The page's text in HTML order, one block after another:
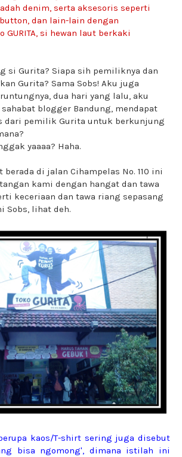
denim, serta aksesoris seperti
dan lain-lain dengan
si hewan laut berkaki
si Gurita? Siapa sih pemiliknya dan
Gurita? Sama Sobs! Aku juga
dua hari yang lalu, aku
blogger Bandung, mendapat
dari pemilik Gurita untuk berkunjung
yaaaa? Haha.
berada di jalan Cihampelas No. 110 ini
kami dengan hangat dan tawa
keceriaan dan tawa riang sepasang
Sobs, lihat deh.
kaos/T-shirt sering juga disebut
bisa ngomong', dimana istilah ini